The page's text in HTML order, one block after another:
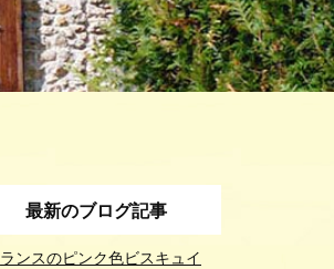
最新のブログ記事
ランスのピンク色ビスキュイ